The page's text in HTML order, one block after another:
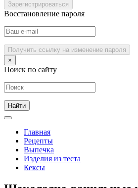
Зарегистрироваться
Восстановление пароля
Получить ссылку на изменение пароля
×
Поиск по сайту
Главная
Рецепты
Выпечка
Изделия из теста
Кексы